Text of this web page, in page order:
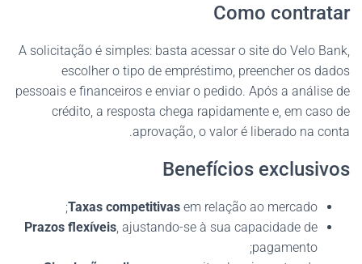
Como contratar
A solicitação é simples: basta acessar o site do Velo Bank,
escolher o tipo de empréstimo, preencher os dados
pessoais e financeiros e enviar o pedido. Após a análise de
crédito, a resposta chega rapidamente e, em caso de
aprovação, o valor é liberado na conta.
Benefícios exclusivos
Taxas competitivas em relação ao mercado;
Prazos flexíveis, ajustando-se à sua capacidade de
pagamento;